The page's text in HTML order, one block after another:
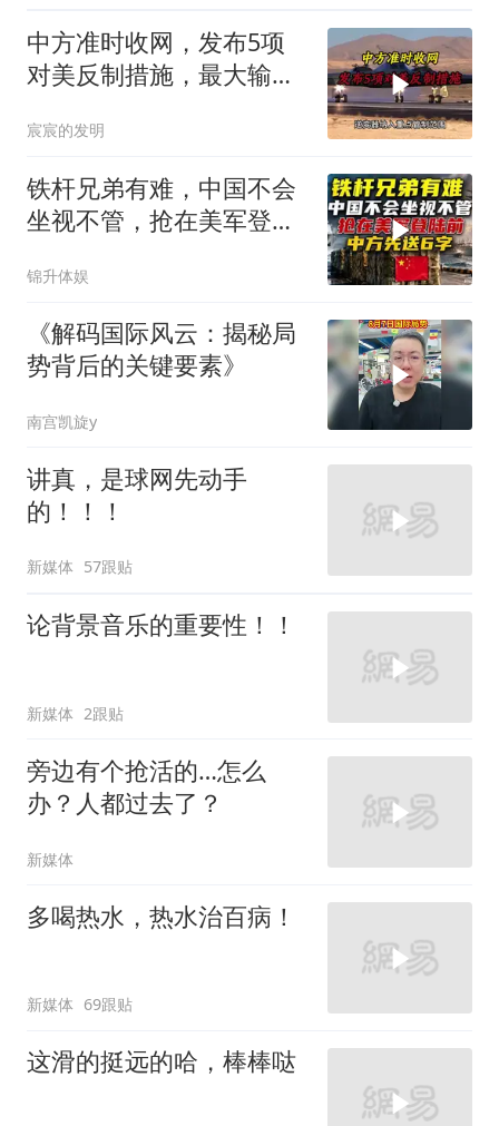
中方准时收网，发布5项
对美反制措施，最大输家
宸宸的发明
铁杆兄弟有难，中国不会
坐视不管，抢在美军登陆
锦升体娱
《解码国际风云：揭秘局
势背后的关键要素》
南宫凯旋y
讲真，是球网先动手
的！！！
新媒体 57跟贴
论背景音乐的重要性！！
新媒体 2跟贴
旁边有个抢活的…怎么
办？人都过去了？
新媒体
多喝热水，热水治百病！
新媒体 69跟贴
这滑的挺远的哈，棒棒哒